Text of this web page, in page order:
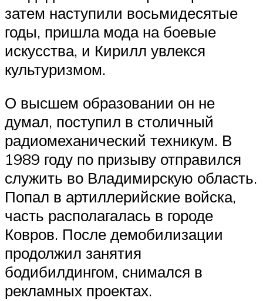
затем наступили восьмидесятые
годы, пришла мода на боевые
искусства, и Кирилл увлекся
культуризмом.
О высшем образовании он не
думал, поступил в столичный
радиомеханический техникум. В
1989 году по призыву отправился
служить во Владимирскую область.
Попал в артиллерийские войска,
часть располагалась в городе
Ковров. После демобилизации
продолжил занятия
бодибилдингом, снимался в
рекламных проектах.